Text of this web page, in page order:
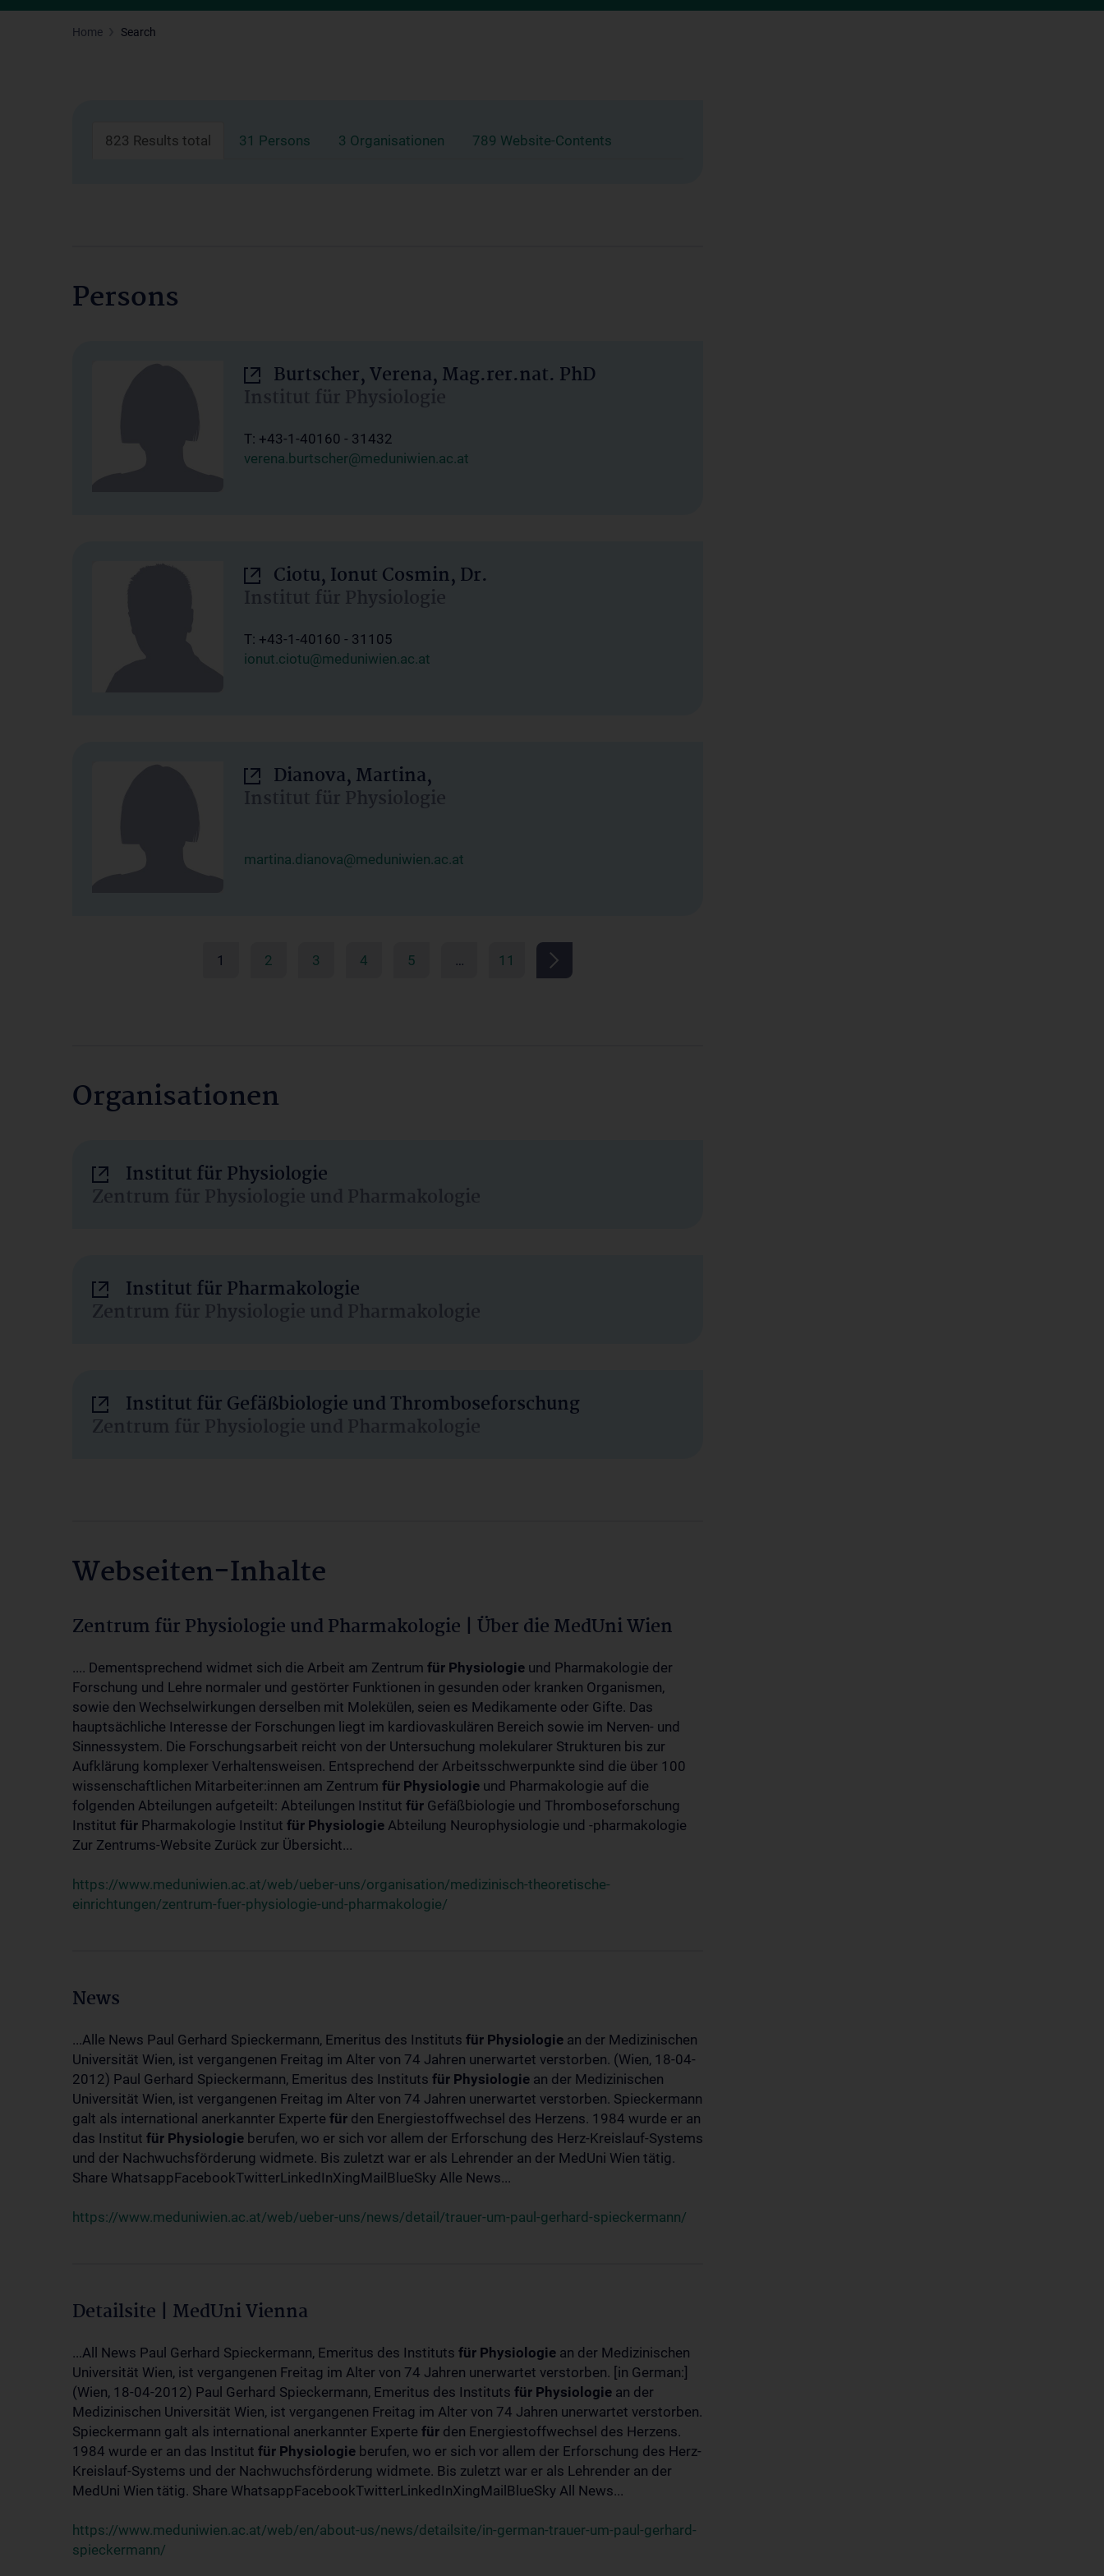
Home Search
823 Results total 31 Persons 3 Organisationen 789 Website-Contents
Persons
Burtscher, Verena, Mag.rer.nat. PhD
Institut für Physiologie
T: +43-1-40160 - 31432
verena.burtscher@meduniwien.ac.at
Ciotu, Ionut Cosmin, Dr.
Institut für Physiologie
T: +43-1-40160 - 31105
ionut.ciotu@meduniwien.ac.at
Dianova, Martina,
Institut für Physiologie
martina.dianova@meduniwien.ac.at
1 2 3 4 5 … 11
Organisationen
Institut für Physiologie
Zentrum für Physiologie und Pharmakologie
Institut für Pharmakologie
Zentrum für Physiologie und Pharmakologie
Institut für Gefäßbiologie und Thromboseforschung
Zentrum für Physiologie und Pharmakologie
Webseiten-Inhalte
Zentrum für Physiologie und Pharmakologie | Über die MedUni Wien
.... Dementsprechend widmet sich die Arbeit am Zentrum für Physiologie und Pharmakologie der
Forschung und Lehre normaler und gestörter Funktionen in gesunden oder kranken Organismen,
sowie den Wechselwirkungen derselben mit Molekülen, seien es Medikamente oder Gifte. Das
hauptsächliche Interesse der Forschungen liegt im kardiovaskulären Bereich sowie im Nerven- und
Sinnessystem. Die Forschungsarbeit reicht von der Untersuchung molekularer Strukturen bis zur
Aufklärung komplexer Verhaltensweisen. Entsprechend der Arbeitsschwerpunkte sind die über 100
wissenschaftlichen Mitarbeiter:innen am Zentrum für Physiologie und Pharmakologie auf die
folgenden Abteilungen aufgeteilt: Abteilungen Institut für Gefäßbiologie und Thromboseforschung
Institut für Pharmakologie Institut für Physiologie Abteilung Neurophysiologie und -pharmakologie
Zur Zentrums-Website Zurück zur Übersicht...
https://www.meduniwien.ac.at/web/ueber-uns/organisation/medizinisch-theoretische-
einrichtungen/zentrum-fuer-physiologie-und-pharmakologie/
News
...Alle News Paul Gerhard Spieckermann, Emeritus des Instituts für Physiologie an der Medizinischen
Universität Wien, ist vergangenen Freitag im Alter von 74 Jahren unerwartet verstorben. (Wien, 18-04-
2012) Paul Gerhard Spieckermann, Emeritus des Instituts für Physiologie an der Medizinischen
Universität Wien, ist vergangenen Freitag im Alter von 74 Jahren unerwartet verstorben. Spieckermann
galt als international anerkannter Experte für den Energiestoffwechsel des Herzens. 1984 wurde er an
das Institut für Physiologie berufen, wo er sich vor allem der Erforschung des Herz-Kreislauf-Systems
und der Nachwuchsförderung widmete. Bis zuletzt war er als Lehrender an der MedUni Wien tätig.
Share WhatsappFacebookTwitterLinkedInXingMailBlueSky Alle News...
https://www.meduniwien.ac.at/web/ueber-uns/news/detail/trauer-um-paul-gerhard-spieckermann/
Detailsite | MedUni Vienna
...All News Paul Gerhard Spieckermann, Emeritus des Instituts für Physiologie an der Medizinischen
Universität Wien, ist vergangenen Freitag im Alter von 74 Jahren unerwartet verstorben. [in German:]
(Wien, 18-04-2012) Paul Gerhard Spieckermann, Emeritus des Instituts für Physiologie an der
Medizinischen Universität Wien, ist vergangenen Freitag im Alter von 74 Jahren unerwartet verstorben.
Spieckermann galt als international anerkannter Experte für den Energiestoffwechsel des Herzens.
1984 wurde er an das Institut für Physiologie berufen, wo er sich vor allem der Erforschung des Herz-
Kreislauf-Systems und der Nachwuchsförderung widmete. Bis zuletzt war er als Lehrender an der
MedUni Wien tätig. Share WhatsappFacebookTwitterLinkedInXingMailBlueSky All News...
https://www.meduniwien.ac.at/web/en/about-us/news/detailsite/in-german-trauer-um-paul-gerhard-
spieckermann/